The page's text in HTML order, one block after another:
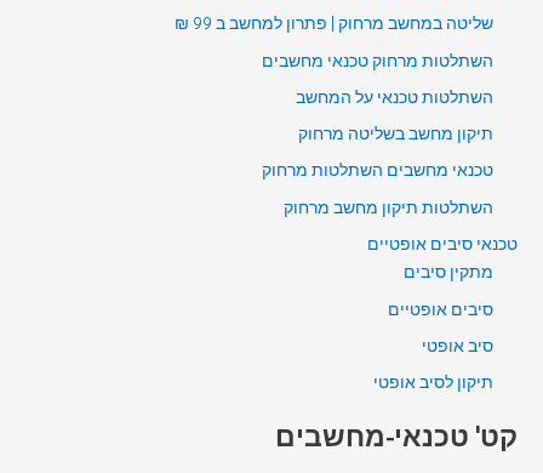
שליטה במחשב מרחוק | פתרון למחשב ב 99 ₪
השתלטות מרחוק טכנאי מחשבים
השתלטות טכנאי על המחשב
תיקון מחשב בשליטה מרחוק
טכנאי מחשבים השתלטות מרחוק
השתלטות תיקון מחשב מרחוק
טכנאי סיבים אופטיים
מתקין סיבים
סיבים אופטיים
סיב אופטי
תיקון לסיב אופטי
קט' טכנאי-מחשבים